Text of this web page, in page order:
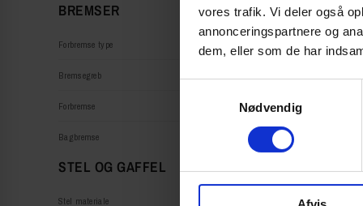
vores trafik. Vi deler også
annonceringspartnere og
dem, eller som de har
Nødvendig
BREMSER
Forbremse type
Bremsegreb
Forbremse
Bagbremse
STEL OG GAFFEL
Stel materiale